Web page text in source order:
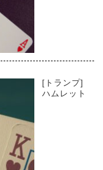
[トランプ]
ハムレット